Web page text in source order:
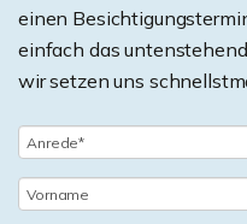
einen
einfach das
wir setzen uns